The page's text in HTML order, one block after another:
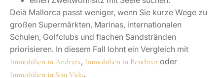
Kunstgeschichte und exklusiver Wohnlage. Wer den
schönsten Ort sucht, entscheidet nach Lebensgefühl:
Deià steht für leisen Luxus, Fornalutx für Bergidylle,
Valldemossa für historische Kulisse.
Wann ist Markt in Deià Mallorca?